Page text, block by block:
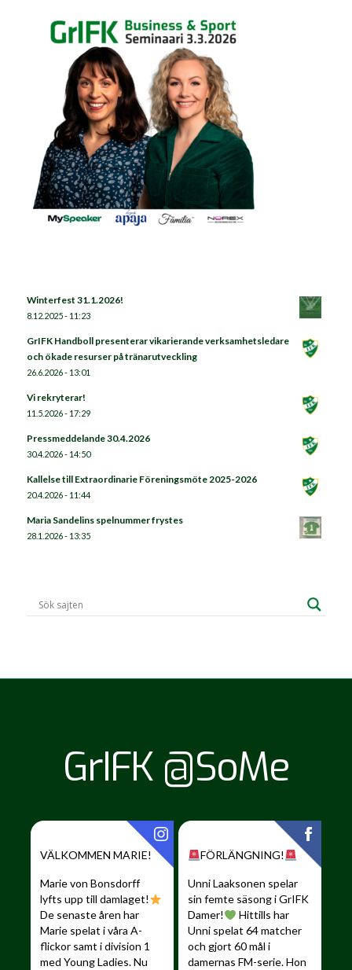
Winterfest 31.1.2026!
8.12.2025 - 11:23
GrIFK Handboll presenterar vikarierande verksamhetsledare
och ökade resurser på tränarutveckling
26.6.2026 - 13:01
Vi rekryterar!
11.5.2026 - 17:29
Pressmeddelande 30.4.2026
30.4.2026 - 14:50
Kallelse till Extraordinarie Föreningsmöte 2025-2026
20.4.2026 - 11:44
Maria Sandelins spelnummer frystes
28.1.2026 - 13:35
GrIFK @SoMe
VÄLKOMMEN MARIE!
Marie von Bonsdorff
lyfts upp till damlaget!
De senaste åren har
Marie spelat i våra A-
flickor samt i division 1
med Young Ladies. Nu
FÖRLÄNGNING!
Unni Laaksonen spelar
sin femte säsong i GrIFK
Damer!
Hittills har
Unni spelat 64 matcher
och gjort 60 mål i
damernas FM-serie. Hon